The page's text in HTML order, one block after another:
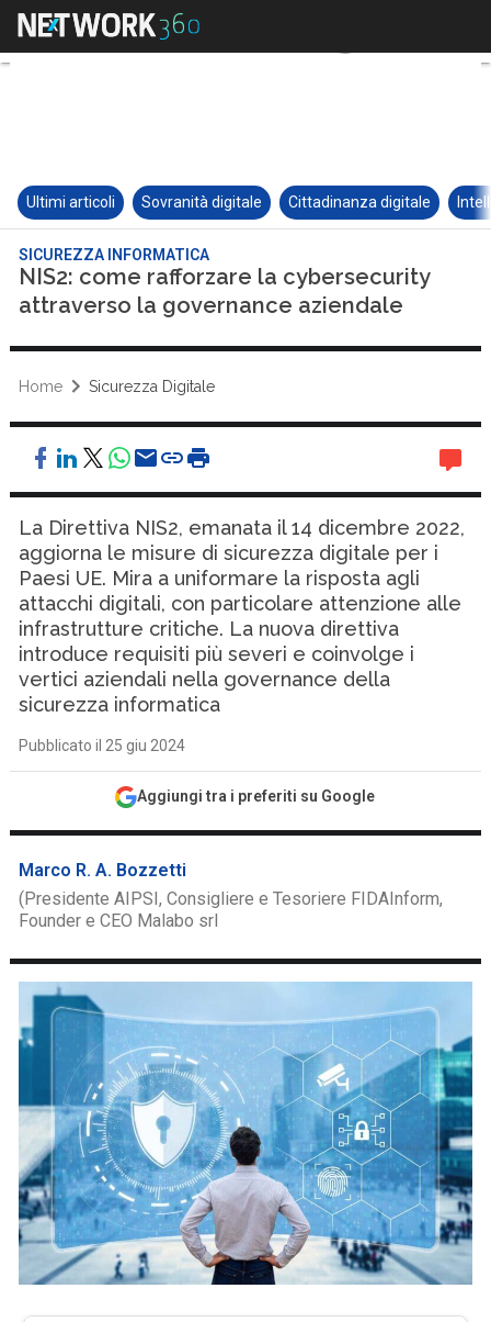
Ultimi articoli Sovranità digitale Cittadinanza digitale
SICUREZZA INFORMATICA
NIS2: come rafforzare la cybersecurity
attraverso la governance aziendale
Home Sicurezza Digitale
La Direttiva NIS2, emanata il 14 dicembre 2022,
aggiorna le misure di sicurezza digitale per i
Paesi UE. Mira a uniformare la risposta agli
attacchi digitali, con particolare attenzione alle
infrastrutture critiche. La nuova direttiva
introduce requisiti più severi e coinvolge i
vertici aziendali nella governance della
sicurezza informatica
Pubblicato il 25 giu 2024
Aggiungi tra i preferiti su Google
Marco R. A. Bozzetti
(Presidente AIPSI, Consigliere e Tesoriere FIDAInform,
Founder e CEO Malabo srl